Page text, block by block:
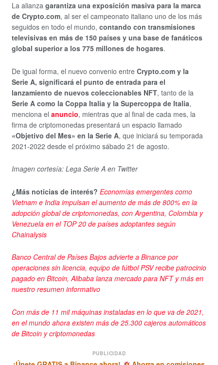
La alianza garantiza una exposición masiva para la marca
de Crypto.com, al ser el campeonato italiano uno de los más
seguidos en todo el mundo, contando con transmisiones
televisivas en más de 150 países y una base de fanáticos
global superior a los 775 millones de hogares.
De igual forma, el nuevo convenio entre Crypto.com y la
Serie A, significará el punto de entrada para el
lanzamiento de nuevos coleccionables NFT, tanto de la
Serie A como la Coppa Italia y la Supercoppa de Italia,
menciona el anuncio, mientras que al final de cada mes, la
firma de criptomonedas presentará un espacio llamado
«Objetivo del Mes» en la Serie A, que iniciará su temporada
2021-2022 desde el próximo sábado 21 de agosto.
Imagen cortesía: Lega Serie A en Twitter
¿Más noticias de interés? Economías emergentes como
Vietnam e India impulsan el aumento de más de 800% en la
adopción global de criptomonedas, con Argentina, Colombia y
Venezuela en el TOP 20 de países adoptantes según
Chainalysis
Banco Central de Países Bajos advierte a Binance por
operaciones sin licencia, equipo de fútbol PSV recibe patrocinio
pagado en Bitcoin, Alibaba lanza mercado para NFT y más en
nuestro resumen informativo
Con más de 11 mil máquinas instaladas en lo que va de 2021,
en el mundo ahora existen más de 25.300 cajeros automáticos
de Bitcoin y criptomonedas
PUBLICIDAD